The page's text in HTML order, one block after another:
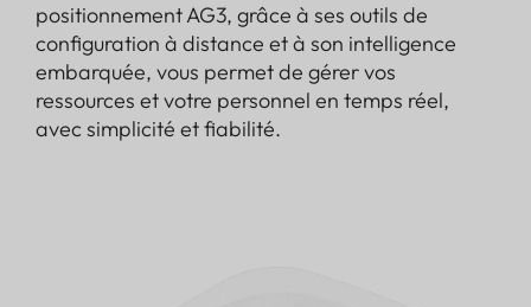
positionnement AG3, grâce à ses outils de
configuration à distance et à son intelligence
embarquée, vous permet de gérer vos
ressources et votre personnel en temps réel,
avec simplicité et fiabilité.